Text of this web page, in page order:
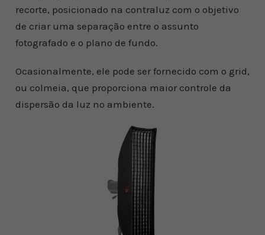
recorte, posicionado na contraluz com o objetivo
de criar uma separação entre o assunto
fotografado e o plano de fundo.
Ocasionalmente, ele pode ser fornecido com o grid,
ou colmeia, que proporciona maior controle da
dispersão da luz no ambiente.